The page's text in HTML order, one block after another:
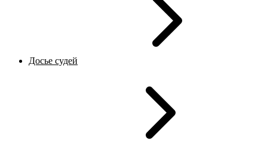
Досье судей